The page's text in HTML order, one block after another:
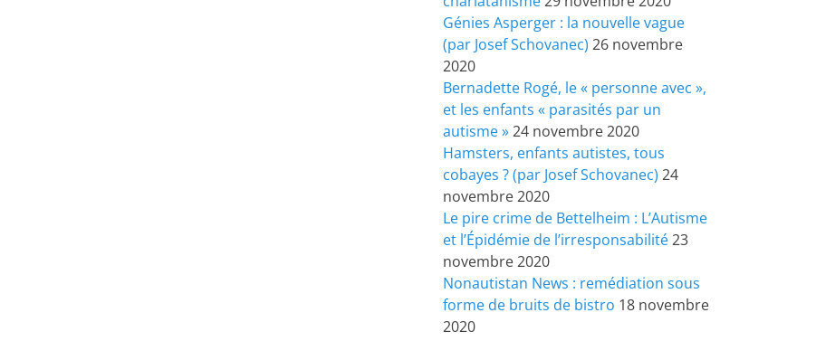
Génies Asperger : la nouvelle vague
(par Josef Schovanec) 26 novembre
2020
Bernadette Rogé, le « personne avec »,
et les enfants « parasités par un
autisme »24 novembre 2020
Hamsters, enfants autistes, tous
cobayes ? (par Josef Schovanec) 24
novembre 2020
Le pire crime de Bettelheim : L’Autisme
et l’Épidémie de l’irresponsabilité23
novembre 2020
Nonautistan News : remédiation sous
forme de bruits de bistro 18 novembre
2020